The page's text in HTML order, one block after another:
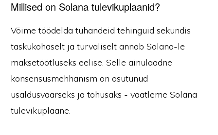
Millised on Solana tulevikuplaanid?
Võime töödelda tuhandeid tehinguid sekundis
taskukohaselt ja turvaliselt annab Solana-le
maksetöötluseks eelise. Selle ainulaadne
konsensusmehhanism on osutunud
usaldusväärseks ja tõhusaks - vaatleme Solana
tulevikuplaane.